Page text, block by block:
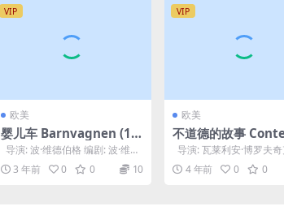
VIP
欧美
婴儿车 Barnvagnen (19
63)
导演: 波·维德伯格 编剧: 波·维德
伯格 主演: 英厄·陶贝 /...
3 年前 0 0 10
VIP
欧美
不道德的故事
moraux (1974)
导演: 瓦莱利安·博罗夫
剧: 瓦莱利安·博罗夫奇克
4 年前 0 0